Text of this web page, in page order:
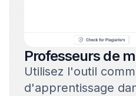
Professeurs de
Utilisez l'outil
d'apprentissage